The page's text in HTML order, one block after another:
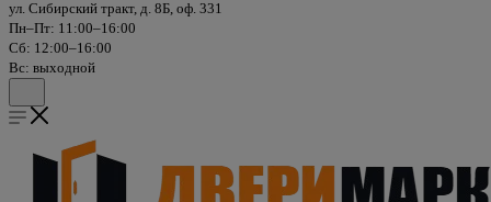
ул. Сибирский тракт, д. 8Б, оф. 331
Пн–Пт: 11:00–16:00
Сб: 12:00–16:00
Вс: выходной